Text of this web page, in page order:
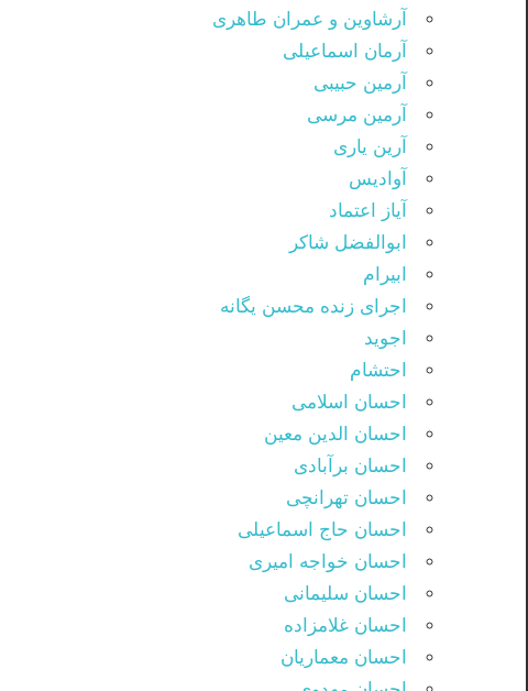
آرشاوین و عمران طاهری
آرمان اسماعیلی
آرمین حبیبی
آرمین مرسی
آرین یاری
آوادیس
آیاز اعتماد
ابوالفضل شاکر
ابیرام
اجرای زنده محسن یگانه
اجوید
احتشام
احسان اسلامی
احسان الدین معین
احسان برآبادی
احسان تهرانچی
احسان حاج اسماعیلی
احسان خواجه امیری
احسان سلیمانی
احسان غلامزاده
احسان معماریان